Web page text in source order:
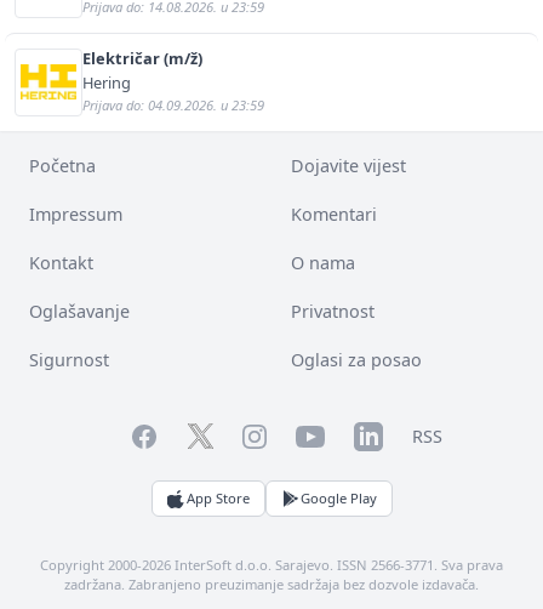
Prijava do: 14.08.2026. u 23:59
Električar (m/ž)
Hering
Prijava do: 04.09.2026. u 23:59
Početna Dojavite vijest
Impressum Komentari
Kontakt O nama
Oglašavanje Privatnost
Sigurnost Oglasi za posao
FacebookTwitterInstagramYouTubeLinkedInRSS
App Store Google Play
Copyright 2000-2026 InterSoft d.o.o. Sarajevo. ISSN 2566-3771. Sva prava
zadržana. Zabranjeno preuzimanje sadržaja bez dozvole izdavača.